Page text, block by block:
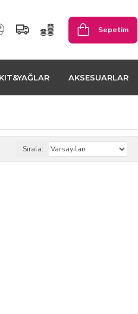
Sepetim
AKSESUARLAR
Sırala: